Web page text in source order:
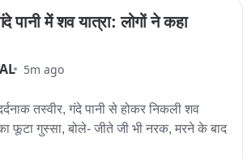
पानी में शव यात्रा: लोगों ने कहा
5m ago
तस्वीर, गंदे पानी से होकर निकली शव
का फूटा गुस्सा, बोले- जीते जी भी नरक, मरने के बाद